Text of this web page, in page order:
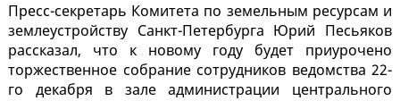
Пресс-секретарь Комитета по земельным ресурсам и
землеустройству Санкт-Петербурга Юрий Песьяков
рассказал, что к новому году будет приурочено
торжественное собрание сотрудников ведомства 22-
го декабря в зале администрации центрального